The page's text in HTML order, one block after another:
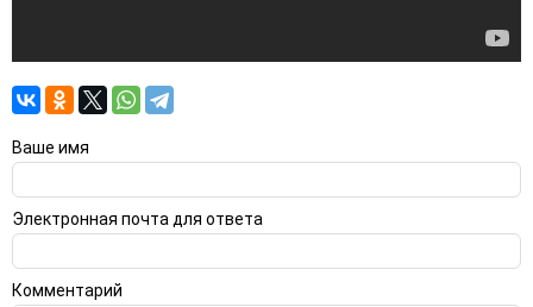
Ваше имя
Электронная почта для ответа
Комментарий